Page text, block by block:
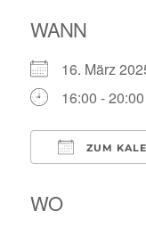
WANN
16. März
16:00 - 20:00
ZUM
WO